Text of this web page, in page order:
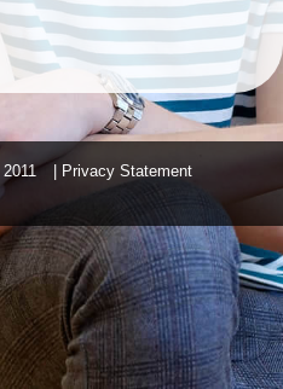
2011 | Privacy Statement